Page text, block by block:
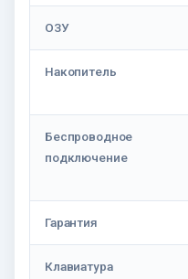
ОЗУ
Накопитель
Беспроводное
подключение
Гарантия
Клавиатура